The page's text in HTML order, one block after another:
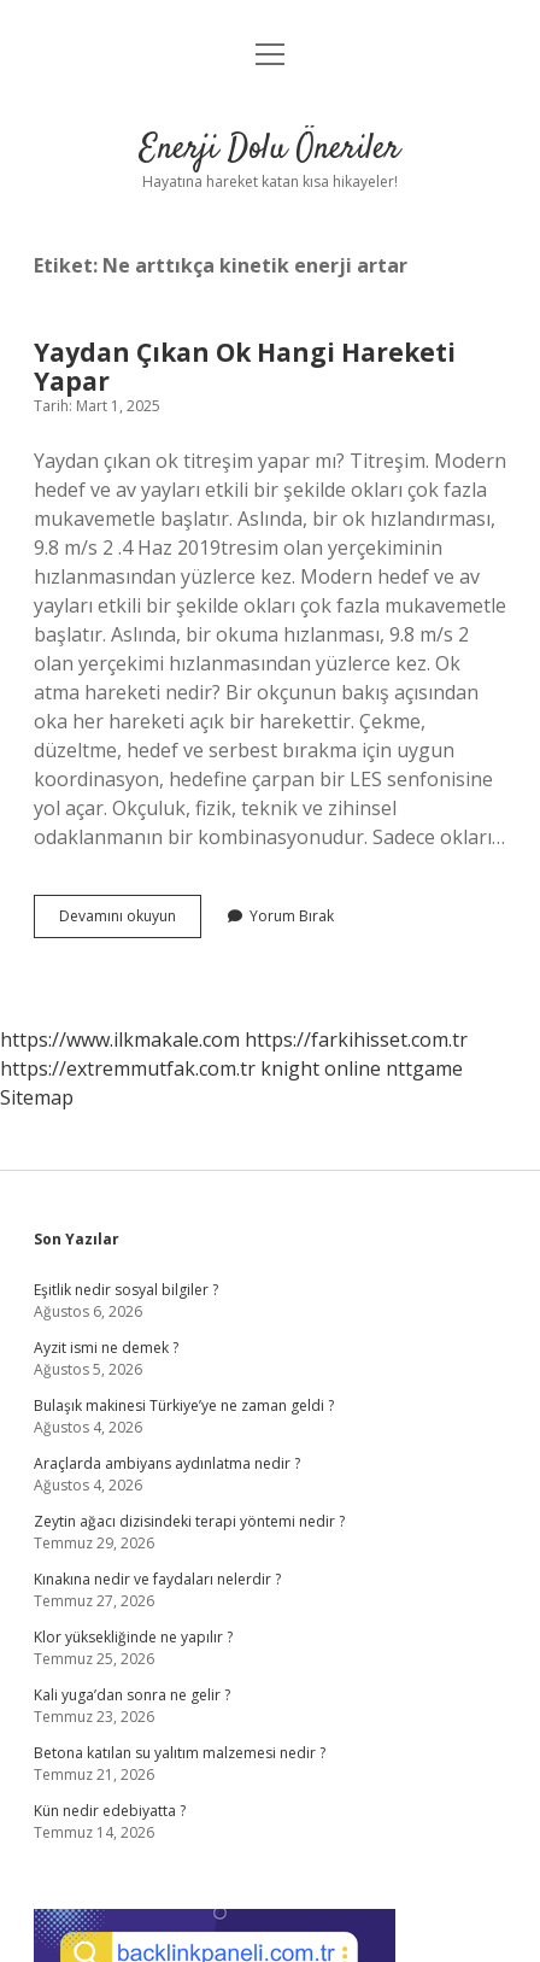
Anasayfa
Yasal Uyarı
menüyü
Enerji Dolu Öneriler
Hayatına hareket katan kısa hikayeler!
Etiket: Ne arttıkça kinetik enerji artar
Yaydan Çıkan Ok Hangi Hareketi
Yapar
Tarih: Mart 1, 2025
Yaydan çıkan ok titreşim yapar mı? Titreşim. Modern
hedef ve av yayları etkili bir şekilde okları çok fazla
mukavemetle başlatır. Aslında, bir ok hızlandırması,
9.8 m/s 2 .4 Haz 2019tresim olan yerçekiminin
hızlanmasından yüzlerce kez. Modern hedef ve av
yayları etkili bir şekilde okları çok fazla mukavemetle
başlatır. Aslında, bir okuma hızlanması, 9.8 m/s 2
olan yerçekimi hızlanmasından yüzlerce kez. Ok
atma hareketi nedir? Bir okçunun bakış açısından
oka her hareketi açık bir harekettir. Çekme,
düzeltme, hedef ve serbest bırakma için uygun
koordinasyon, hedefine çarpan bir LES senfonisine
yol açar. Okçuluk, fizik, teknik ve zihinsel
odaklanmanın bir kombinasyonudur. Sadece okları…
Devamını okuyun
Çıkan
Yorum Bırak
https://www.ilkmakale.com https://farkihisset.com.tr
https://extremmutfak.com.tr knight online nttgame
Sitemap
Sidebar
Son Yazılar
Eşitlik nedir sosyal bilgiler ?
Ağustos 6, 2026
Ayzit ismi ne demek ?
Ağustos 5, 2026
Bulaşık makinesi Türkiye’ye ne zaman geldi ?
Ağustos 4, 2026
Araçlarda ambiyans aydınlatma nedir ?
Ağustos 4, 2026
Zeytin ağacı dizisindeki terapi yöntemi nedir ?
Temmuz 29, 2026
Kınakına nedir ve faydaları nelerdir ?
Temmuz 27, 2026
Klor yüksekliğinde ne yapılır ?
Temmuz 25, 2026
Kali yuga’dan sonra ne gelir ?
Temmuz 23, 2026
Betona katılan su yalıtım malzemesi nedir ?
Temmuz 21, 2026
Kün nedir edebiyatta ?
Temmuz 14, 2026